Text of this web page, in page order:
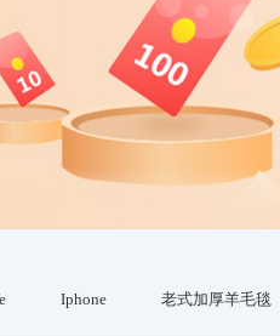
Iphone 老式加厚羊毛毯